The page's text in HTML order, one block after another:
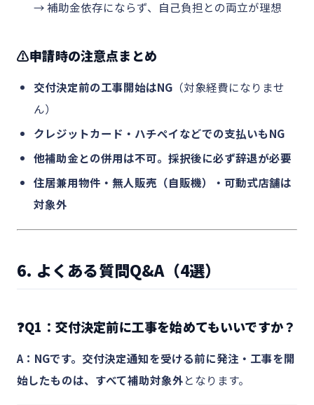
→ 補助金依存にならず、自己負担との両立が理想
⚠️申請時の注意点まとめ
交付決定前の工事開始はNG （対象経費になりませ
ん）
クレジットカード・ハチペイなどでの支払いもNG
他補助金との併用は不可。採択後に必ず辞退が必要
住居兼用物件・無人販売（自販機）・可動式店舗は
対象外
6. よくある質問Q&A（4選）
❓Q1：交付決定前に工事を始めてもいいですか？
A：NGです。交付決定通知を受ける前に発注・工事を開
始したものは、すべて補助対象外となります。